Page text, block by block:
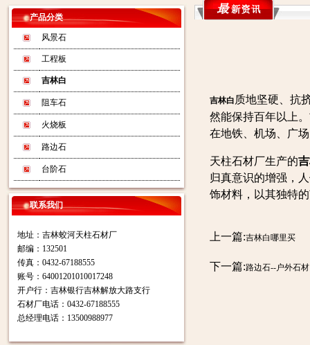
产品分类
风景石
工程板
吉林白
阻车石
火烧板
路边石
台阶石
联系我们
地址：吉林蛟河天柱石材厂
邮编：132501
传真：0432-67188555
账号：64001201010017248
开户行：吉林银行吉林解放大路支行
石材厂电话：0432-67188555
总经理电话：13500988977
吉林白 质地坚硬、抗
然能保持百年以上
在地铁、机场、广
天柱石材厂生产的
归真意识的增强，
饰材料，以其独特
上一篇:吉林白哪里买
下一篇:路边石--户外石材